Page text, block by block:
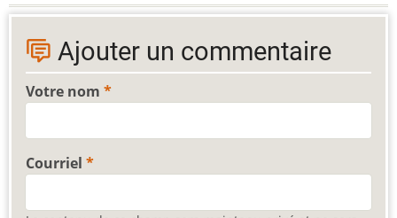
Ajouter un commentaire
Votre nom
Courriel